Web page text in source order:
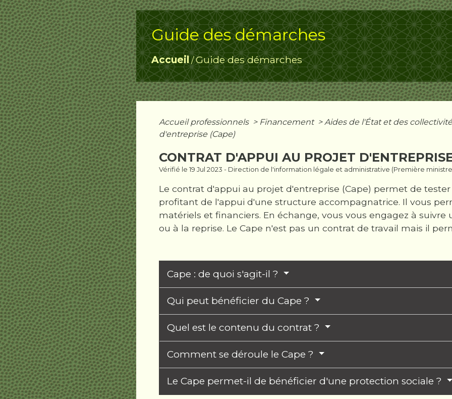
Guide des démarches
Accueil/Guide des démarches
Accueil professionnels > Financement > Aides de l'État et des
d'entreprise (Cape)
CONTRAT D'APPUI AU PROJET
Vérifié le 19 Jul 2023 - Direction de l'information légale et administrative (Première
Le contrat d'appui au projet d'entreprise (Cape) permet de
profitant de l'appui d'une structure accompagnatrice. Il vous
matériels et financiers. En échange, vous vous engagez à
ou à la reprise. Le Cape n'est pas un contrat de travail mais il
Cape : de quoi s'agit-il ?
Qui peut bénéficier du Cape ?
Quel est le contenu du contrat ?
Comment se déroule le Cape ?
Le Cape permet-il de bénéficier d'une protection sociale ?